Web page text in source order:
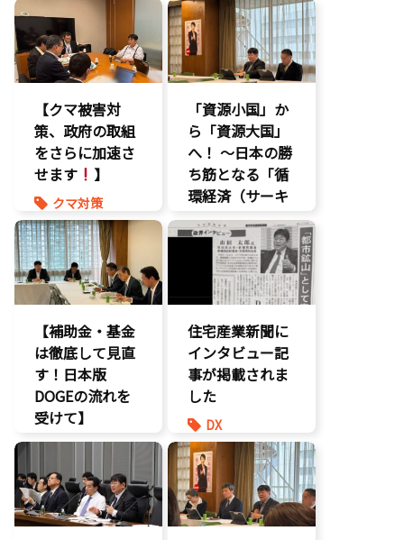
【クマ被害対
策、政府の取組
をさらに加速さ
せます
】
クマ対策
ヒグマ対策
環境部会
「資源小国」か
ら「資源大国」
へ！ 〜日本の勝
ち筋となる「循
環経済（サーキ
ュラーエコノミ
ー）」とは？〜
環境部会
【補助金・基金
は徹底して見直
す！日本版
DOGEの流れを
受けて】
環境部会
経済政策
住宅産業新聞に
インタビュー記
事が掲載されま
した
DX
報道記事
環境部会
防災